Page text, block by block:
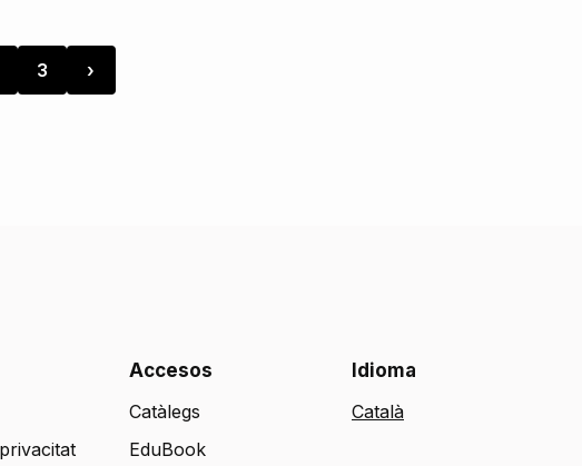
3 ›
Accesos
Catàlegs
EduBook
Idioma